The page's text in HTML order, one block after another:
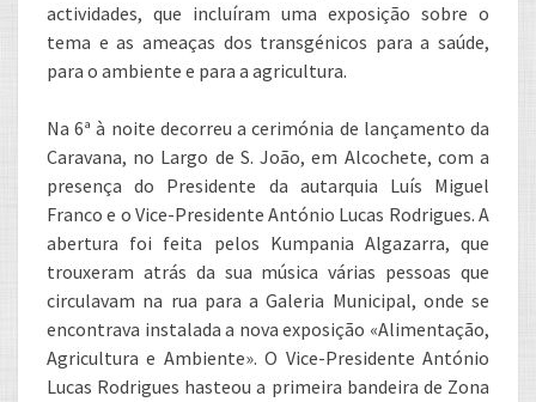
actividades, que incluíram uma exposição sobre o
tema e as ameaças dos transgénicos para a saúde,
para o ambiente e para a agricultura.
Na 6ª à noite decorreu a cerimónia de lançamento da
Caravana, no Largo de S. João, em Alcochete, com a
presença do Presidente da autarquia Luís Miguel
Franco e o Vice-Presidente António Lucas Rodrigues. A
abertura foi feita pelos Kumpania Algazarra, que
trouxeram atrás da sua música várias pessoas que
circulavam na rua para a Galeria Municipal, onde se
encontrava instalada a nova exposição «Alimentação,
Agricultura e Ambiente». O Vice-Presidente António
Lucas Rodrigues hasteou a primeira bandeira de Zona